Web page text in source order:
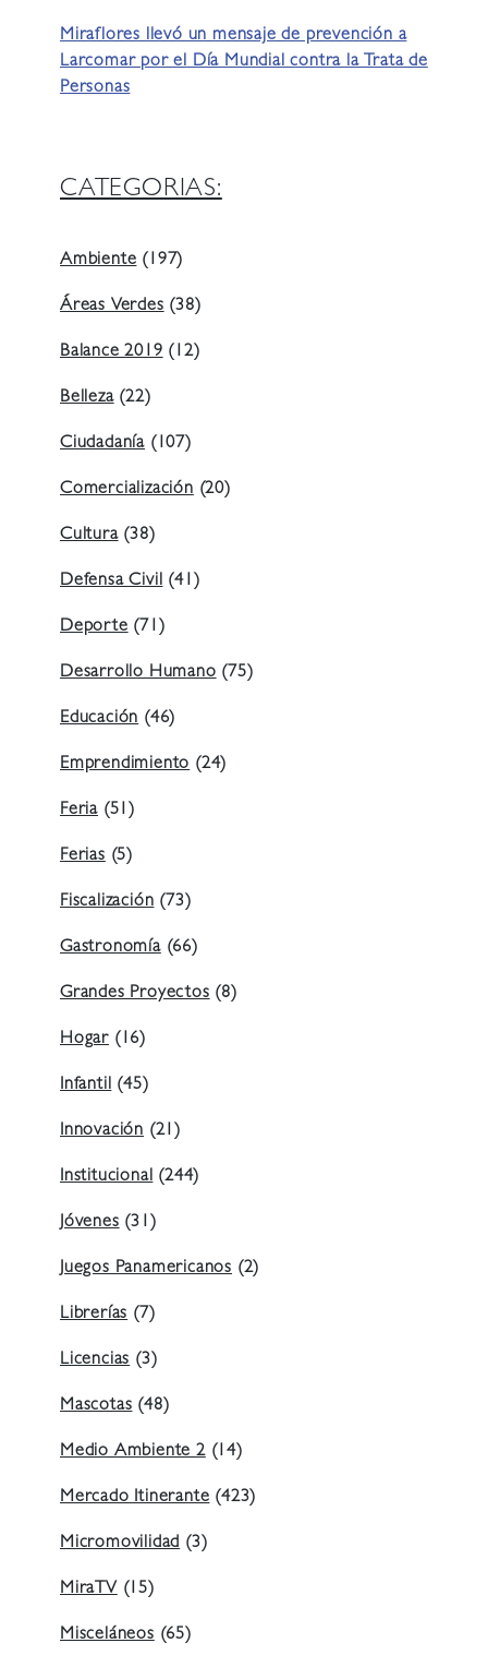
Miraflores llevó un mensaje de prevención a
Larcomar por el Día Mundial contra la Trata de
Personas
CATEGORIAS:
Ambiente(197)
Áreas Verdes(38)
Balance 2019(12)
Belleza(22)
Ciudadanía (107)
Comercialización(20)
Cultura(38)
Defensa Civil(41)
Deporte(71)
Desarrollo Humano(75)
Educación(46)
Emprendimiento(24)
Feria (51)
Ferias(5)
Fiscalización(73)
Gastronomía(66)
Grandes Proyectos(8)
Hogar (16)
Infantil(45)
Innovación (21)
Institucional(244)
Jóvenes(31)
Juegos Panamericanos (2)
Librerías(7)
Licencias(3)
Mascotas(48)
Medio Ambiente 2(14)
Mercado Itinerante(423)
Micromovilidad(3)
MiraTV(15)
Misceláneos(65)